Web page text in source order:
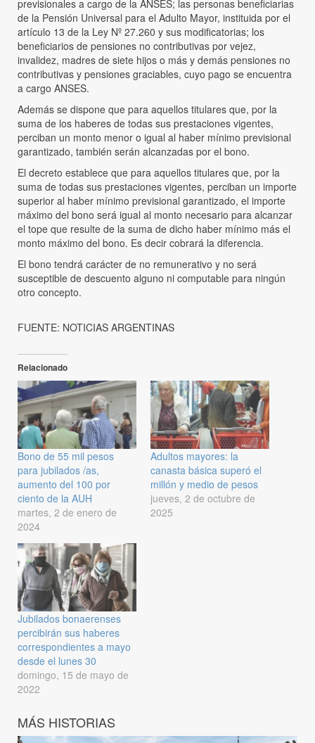
previsionales a cargo de la ANSES; las personas beneficiarias
de la Pensión Universal para el Adulto Mayor, instituida por el
artículo 13 de la Ley Nº 27.260 y sus modificatorias; los
beneficiarios de pensiones no contributivas por vejez,
invalidez, madres de siete hijos o más y demás pensiones no
contributivas y pensiones graciables, cuyo pago se encuentra
a cargo ANSES.
Además se dispone que para aquellos titulares que, por la
suma de los haberes de todas sus prestaciones vigentes,
perciban un monto menor o igual al haber mínimo previsional
garantizado, también serán alcanzadas por el bono.
El decreto establece que para aquellos titulares que, por la
suma de todas sus prestaciones vigentes, perciban un importe
superior al haber mínimo previsional garantizado, el importe
máximo del bono será igual al monto necesario para alcanzar
el tope que resulte de la suma de dicho haber mínimo más el
monto máximo del bono. Es decir cobrará la diferencia.
El bono tendrá carácter de no remunerativo y no será
susceptible de descuento alguno ni computable para ningún
otro concepto.
FUENTE: NOTICIAS ARGENTINAS
Relacionado
Bono de 55 mil pesos
para jubilados /as,
aumento del 100 por
ciento de la AUH
martes, 2 de enero de
2024
Adultos mayores: la
canasta básica superó el
millón y medio de pesos
jueves, 2 de octubre de
2025
Jubilados bonaerenses
percibirán sus haberes
correspondientes a mayo
desde el lunes 30
domingo, 15 de mayo de
2022
MÁS HISTORIAS